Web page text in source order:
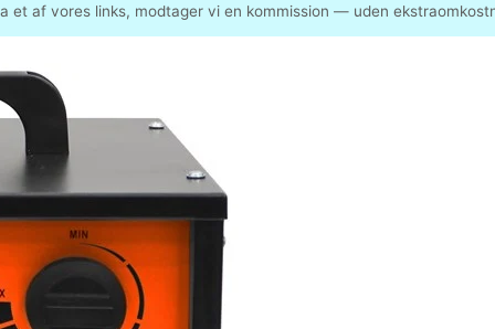
et af vores links, modtager vi en kommission — uden